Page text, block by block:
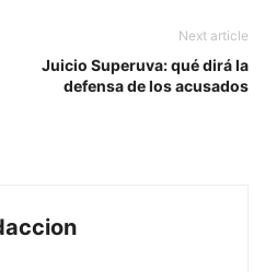
Next article
Juicio Superuva: qué dirá la
defensa de los acusados